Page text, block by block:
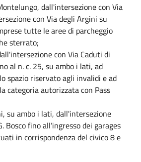
dall'intersezione con Via
con Via degli Argini su
tutte le aree di parcheggio
sterrato;
con Via Caduti di
al n. c. 25, su ambo i lati, ad
spazio riservato agli invalidi e ad
categoria autorizzata con Pass
su ambo i lati, dall'intersezione
Bosco fino all’ingresso dei garages
in corrispondenza del civico 8 e